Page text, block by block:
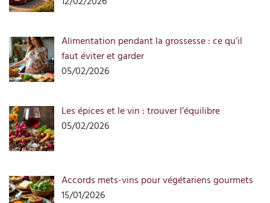
Alimentation pendant la grossesse : ce qu’il
faut éviter et garder
05/02/2026
Les épices et le vin : trouver l’équilibre
05/02/2026
Accords mets-vins pour végétariens gourmets
15/01/2026